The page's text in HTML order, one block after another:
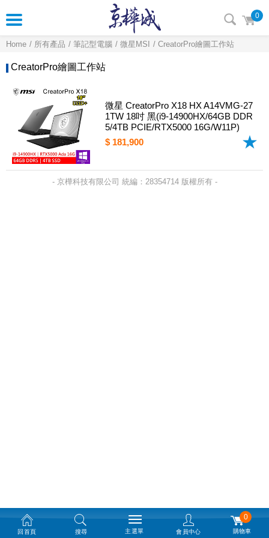
0
Home 所有產品 筆記型電腦 微星MSI CreatorPro繪圖工作站
CreatorPro繪圖工作站
微星 CreatorPro X18 HX A14VMG-27
1TW 18吋 黑(i9-14900HX/64GB DDR
5/4TB PCIE/RTX5000 16G/W11P)
$ 181,900
- 京樺科技有限公司 統編：28354714 版權所有 -
回首頁 搜尋 主選單 會員中心
0
購物車